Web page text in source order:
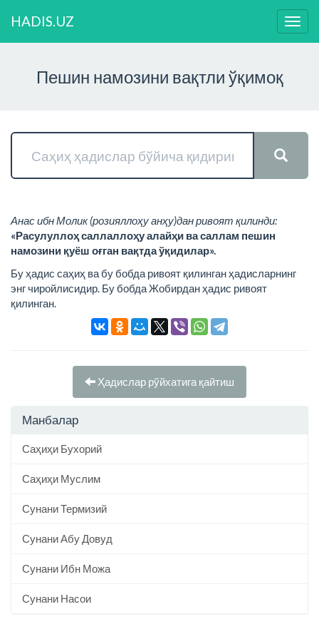
HADIS.UZ
Пешин намозини вақтли ўқимоқ
Анас ибн Молик (розияллоҳу анҳу)дан ривоят қилинди:
«Расулуллоҳ саллаллоҳу алайҳи ва саллам пешин
намозини қуёш оғган вақтда ўқидилар».
Бу ҳадис саҳиҳ ва бу бобда ривоят қилинган ҳадисларнинг
энг чиройлисидир. Бу бобда Жобирдан ҳадис ривоят
қилинган.
Ҳадислар рўйхатига қайтиш
Манбалар
Саҳиҳи Бухорий
Саҳиҳи Муслим
Сунани Термизий
Сунани Абу Довуд
Сунани Ибн Можа
Сунани Насои